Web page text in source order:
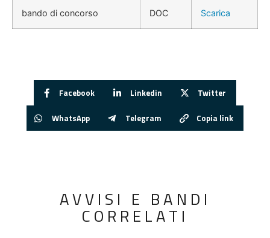
bando di concorso DOC Scarica
Facebook Linkedin Twitter
WhatsApp Telegram Copia link
AVVISI E BANDI
CORRELATI